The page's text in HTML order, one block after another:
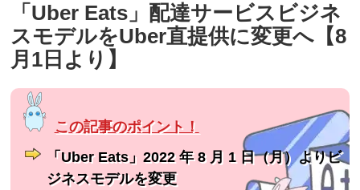
「Uber Eats」配達サービスビジネ
スモデルをUber直提供に変更へ【8
月1日より】
「Uber Eats」2022 年 8 月 1 日（月）よりビ
ジネスモデルを変更